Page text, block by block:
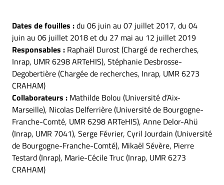
Dates de fouilles :du 06 juin au 07 juillet 2017, du 04
juin au 06 juillet 2018 et du 27 mai au 12 juillet 2019
Responsables : Raphaël Durost (Chargé de recherches,
Inrap, UMR 6298 ARTeHIS), Stéphanie Desbrosse-
Degobertière (Chargée de recherches, Inrap, UMR 6273
CRAHAM)
Collaborateurs : Mathilde Bolou (Université d’Aix-
Marseille), Nicolas Delferrière (Université de Bourgogne-
Franche-Comté, UMR 6298 ARTeHIS), Anne Delor-Ahü
(Inrap, UMR 7041), Serge Février, Cyril Jourdain (Université
de Bourgogne-Franche-Comté), Mikaël Sévère, Pierre
Testard (Inrap), Marie-Cécile Truc (Inrap, UMR 6273
CRAHAM)